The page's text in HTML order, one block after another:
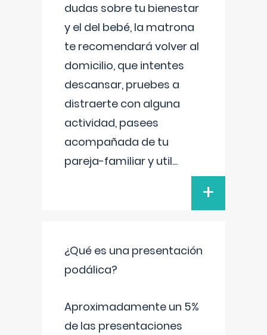
dudas sobre tu bienestar
y el del bebé, la matrona
te recomendará volver al
domicilio, que intentes
descansar, pruebes a
distraerte con alguna
actividad, pasees
acompañada de tu
pareja-familiar y util...
+
¿Qué es una presentación
podálica?
Aproximadamente un 5%
de las presentaciones